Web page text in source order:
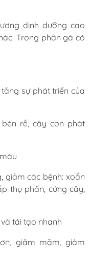
dinh dưỡng cao
Trong phân gà có
sự phát triển của
rễ, cây con phát
giảm các bệnh: xoắn
thụ phấn, cứng cây,
tái tạo nhanh
giảm mặm, giảm